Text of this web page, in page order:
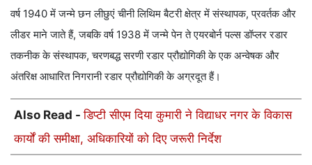
वर्ष 1940 में जन्मे छन लीछुएं चीनी लिथिम बैटरी क्षेत्र में संस्थापक, प्रवर्तक और
लीडर माने जाते हैं, जबकि वर्ष 1938 में जन्मे पेन ते एयरबोर्न पल्स डॉप्लर रडार
तकनीक के संस्थापक, चरणबद्ध सरणी रडार प्रौद्योगिकी के एक अन्वेषक और
अंतरिक्ष आधारित निगरानी रडार प्रौद्योगिकी के अग्रदूत हैं।
Also Read -डिप्टी सीएम दिया कुमारी ने विद्याधर नगर के विकास
कार्यों की समीक्षा, अधिकारियों को दिए जरूरी निर्देश